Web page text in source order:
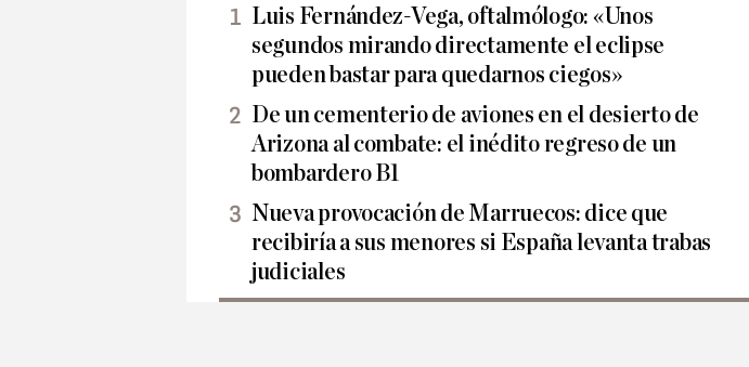
Luis Fernández-Vega, oftalmólogo: «Unos
segundos mirando directamente el eclipse
pueden bastar para quedarnos ciegos»
De un cementerio de aviones en el desierto de
Arizona al combate: el inédito regreso de un
bombardero B1
Nueva provocación de Marruecos: dice que
recibiría a sus menores si España levanta trabas
judiciales